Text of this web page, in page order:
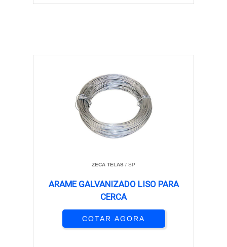
ZECA TELAS / SP
ARAME GALVANIZADO LISO PARA
CERCA
COTAR AGORA